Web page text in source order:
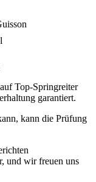
Top-Springreiter
garantiert.
kann die Prüfung
und wir freuen uns